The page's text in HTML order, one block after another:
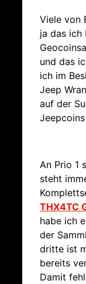
Viele von
ja das ich
und das
ich im
Jeep
auf der
An Prio 1
steht
THX4TC
habe ich
der
dritte ist
bereits
Damit